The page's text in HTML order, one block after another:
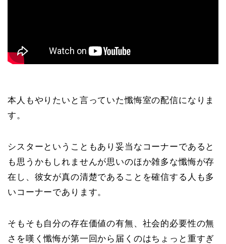
本人もやりたいと言っていた懺悔室の配信になりま
す。
シスターということもあり妥当なコーナーであると
も思うかもしれませんが思いのほか雑多な懺悔が存
在し、彼女が真の清楚であることを確信する人も多
いコーナーであります。
そもそも自分の存在価値の有無、社会的必要性の無
さを嘆く懺悔が第一回から届くのはちょっと重すぎ